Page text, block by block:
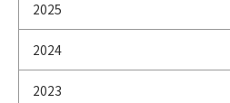
2025
2024
2023